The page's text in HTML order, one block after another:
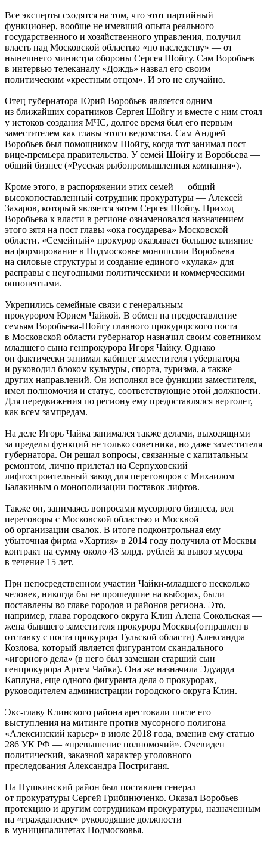
Все эксперты сходятся на том, что этот партийный
функционер, вообще не имевший опыта реального
государственного и хозяйственного управления, получил
власть над Московской областью «по наследству» — от
нынешнего министра обороны Сергея Шойгу. Сам Воробьев
в интервью телеканалу «Дождь» назвал его своим
политическим «крестным отцом». И это не случайно.
Отец губернатора Юрий Воробьев является одним
из ближайших соратников Сергея Шойгу и вместе с ним стоял
у истоков создания МЧС, долгое время был его первым
заместителем как главы этого ведомства. Сам Андрей
Воробьев был помощником Шойгу, когда тот занимал пост
вице-премьера правительства. У семей Шойгу и Воробьева —
общий бизнес («Русская рыбопромышленная компания»).
Кроме этого, в распоряжении этих семей — общий
высокопоставленный сотрудник прокуратуры — Алексей
Захаров, который является зятем Сергея Шойгу. Приход
Воробьева к власти в регионе ознаменовался назначением
этого зятя на пост главы «ока государева» Московской
области. «Семейный» прокурор оказывает большое влияние
на формирование в Подмосковье монополии Воробьева
на силовые структуры и создание единого «кулака» для
расправы с неугодными политическими и коммерческими
оппонентами.
Укрепились семейные связи с генеральным
прокурором Юрием Чайкой. В обмен на предоставление
семьям Воробьева-Шойгу главного прокурорского поста
в Московской области губернатор назначил своим советником
младшего сына генпрокурора Игоря Чайку. Однако
он фактически занимал кабинет заместителя губернатора
и руководил блоком культуры, спорта, туризма, а также
других направлений. Он исполнял все функции заместителя,
имел полномочия и статус, соответствующие этой должности.
Для передвижения по региону ему предоставлялся вертолет,
как всем зампредам.
На деле Игорь Чайка занимался также делами, выходящими
за пределы функций не только советника, но даже заместителя
губернатора. Он решал вопросы, связанные с капитальным
ремонтом, лично прилетал на Серпуховский
лифтостроительный завод для переговоров с Михаилом
Балакиным о монополизации поставок лифтов.
Также он, занимаясь вопросами мусорного бизнеса, вел
переговоры с Московской областью и Москвой
об организации свалок. В итоге подконтрольная ему
убыточная фирма «Хартия» в 2014 году получила от Москвы
контракт на сумму около 43 млрд. рублей за вывоз мусора
в течение 15 лет.
При непосредственном участии Чайки-младшего несколько
человек, никогда бы не прошедшие на выборах, были
поставлены во главе городов и районов региона. Это,
например, глава городского округа Клин Алена Сокольская —
жена бывшего заместителя прокурора Москвы(отправлен в
отставку с поста прокурора Тульской области) Александра
Козлова, который является фигурантом скандального
«игорного дела» (в него был замешан старший сын
генпрокурора Артем Чайка). Она же назначила Эдуарда
Каплуна, еще одного фигуранта дела о прокурорах,
руководителем администрации городского округа Клин.
Экс-главу Клинского района арестовали после его
выступления на митинге против мусорного полигона
«Алексинский карьер» в июле 2018 года, вменив ему статью
286 УК РФ — «превышение полномочий». Очевиден
политический, заказной характер уголовного
преследования Александра Постриганя.
На Пушкинский район был поставлен генерал
от прокуратуры Сергей Грибинюченко. Оказал Воробьев
протекцию и другим сотрудникам прокуратуры, назначенным
на «гражданские» руководящие должности
в муниципалитетах Подмосковья.